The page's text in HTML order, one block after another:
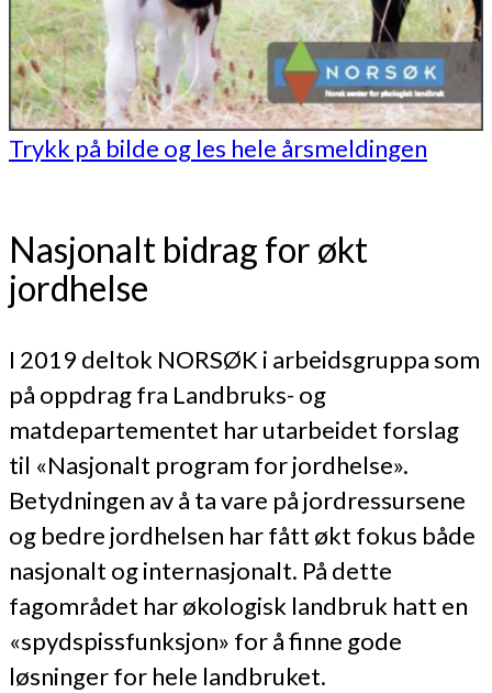
Trykk på bilde og les hele årsmeldingen
Nasjonalt bidrag for økt
jordhelse
I 2019 deltok NORSØK i arbeidsgruppa som
på oppdrag fra Landbruks- og
matdepartementet har utarbeidet forslag
til «Nasjonalt program for jordhelse».
Betydningen av å ta vare på jordressursene
og bedre jordhelsen har fått økt fokus både
nasjonalt og internasjonalt. På dette
fagområdet har økologisk landbruk hatt en
«spydspissfunksjon» for å finne gode
løsninger for hele landbruket.